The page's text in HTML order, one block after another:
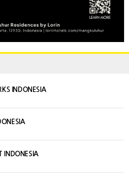
INDONESIA
INDONESIA